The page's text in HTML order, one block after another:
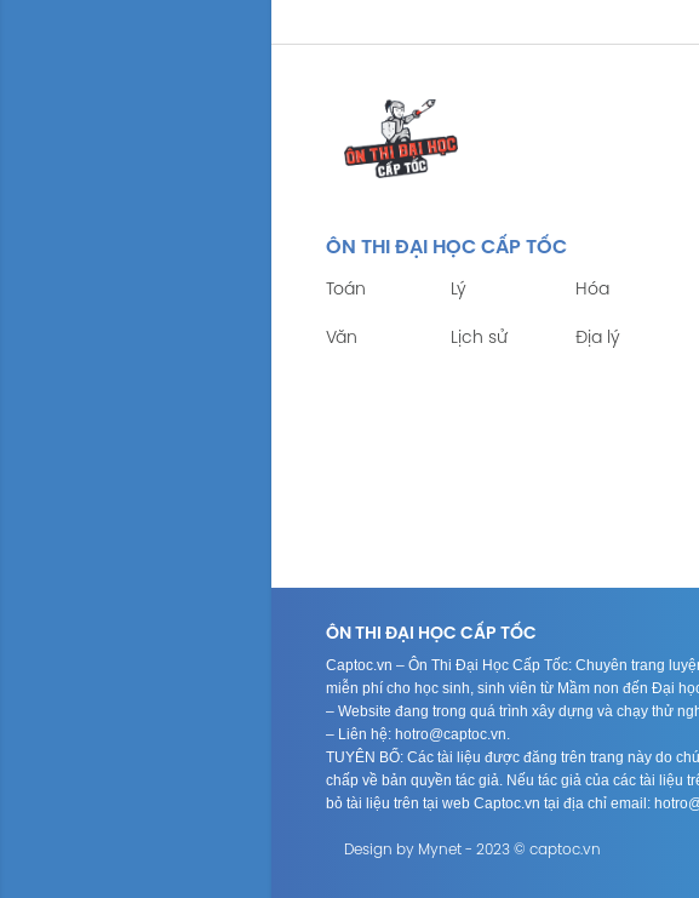
ÔN THI ĐẠI HỌC CẤP TỐC
Toán Lý Hóa
Văn Lịch sử Địa lý
ÔN THI ĐẠI HỌC CẤP TỐC
Captoc.vn – Ôn Thi Đại Học Cấp Tốc: Chuyên trang
miễn phí cho học sinh, sinh viên từ Mầm non đến Đại
– Website đang trong quá trình xây dựng và chạy thử
– Liên hệ: hotro@captoc.vn.
TUYÊN BỐ: Các tài liệu được đăng trên trang này do
chấp về bản quyền tác giả. Nếu tác giả của các tài liệu
bỏ tài liệu trên tại web Captoc.vn tại địa chỉ email:
Design by Mynet - 2023 © captoc.vn